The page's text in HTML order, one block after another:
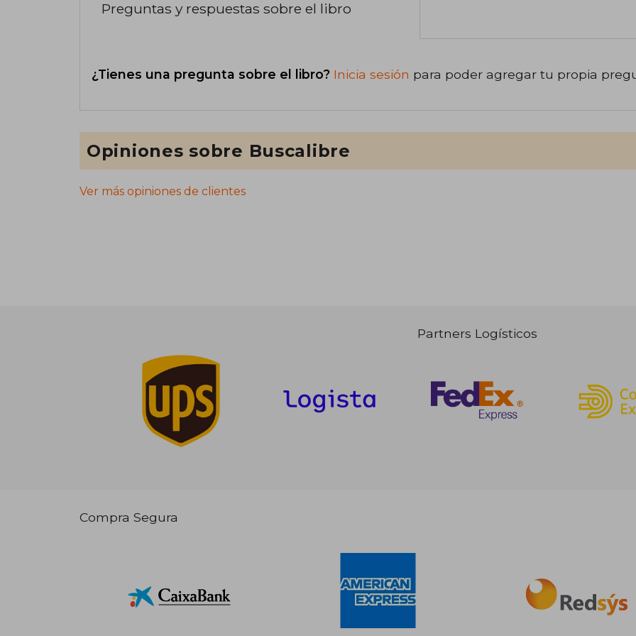
Preguntas y respuestas sobre el libro
¿Tienes una pregunta sobre el libro? Inicia sesión para poder agregar tu propia
Opiniones sobre Buscalibre
Ver más opiniones de clientes
Partners Logísticos
Compra Segura